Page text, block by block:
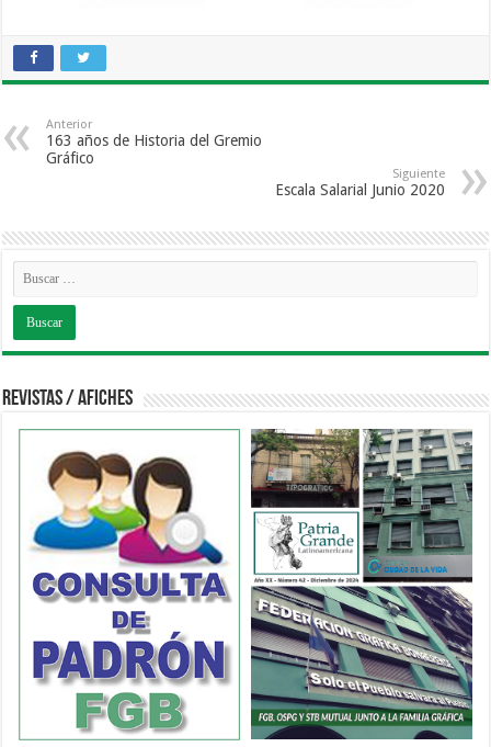
Anterior
163 años de Historia del Gremio
Gráfico
Siguiente
Escala Salarial Junio 2020
Revistas / Afiches